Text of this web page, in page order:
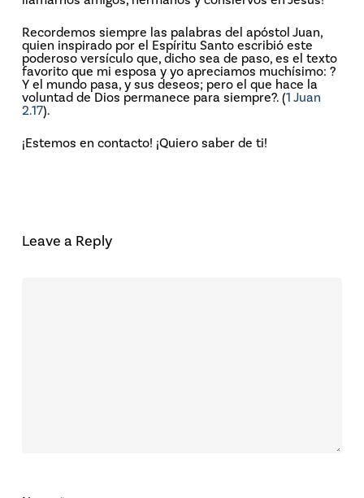
Recordemos siempre las palabras del apóstol Juan,
quien inspirado por el Espíritu Santo escribió este
poderoso versículo que, dicho sea de paso, es el texto
favorito que mi esposa y yo apreciamos muchísimo: ?
Y el mundo pasa, y sus deseos; pero el que hace la
voluntad de Dios permanece para siempre?. (1 Juan
2.17).
¡Estemos en contacto! ¡Quiero saber de ti!
Leave a Reply